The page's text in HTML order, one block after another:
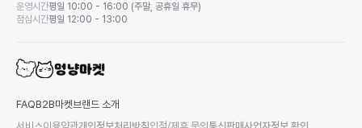
운영시간평일 10:00 - 16:00 (주말, 공휴일 휴무)
점심시간평일 12:00 - 13:00
FAQB2B마켓 브랜드 소개
서비스이용약관개인정보처리방침입점/제휴 문의통신판매사업자정보 확인